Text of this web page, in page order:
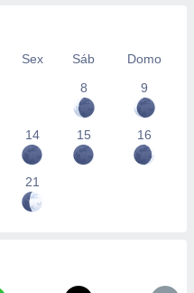
Sex Sáb
Domo
8
9
14 15 16
21